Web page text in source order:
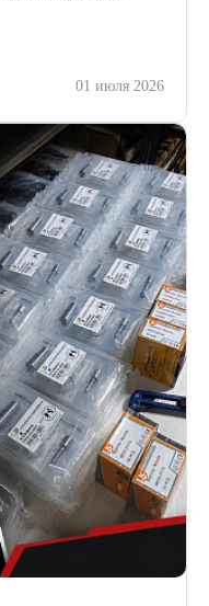
01 июля 2026